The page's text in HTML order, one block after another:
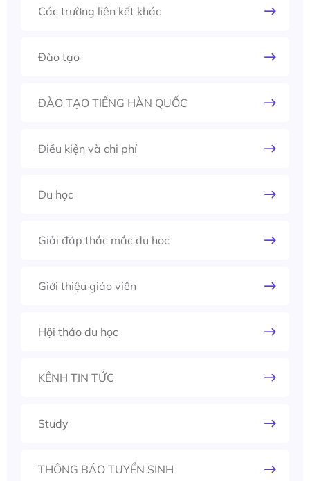
Các trường liên kết khác
Đào tạo
ĐÀO TẠO TIẾNG HÀN QUỐC
Điều kiện và chi phí
Du học
Giải đáp thắc mắc du học
Giới thiệu giáo viên
Hội thảo du học
KÊNH TIN TỨC
Study
THÔNG BÁO TUYỂN SINH